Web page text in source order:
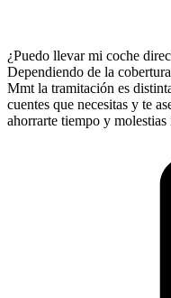
¿Puedo llevar mi coche
Dependiendo de la
Mmt la tramitación es
cuentes que necesitas y te
ahorrarte tiempo y molestias